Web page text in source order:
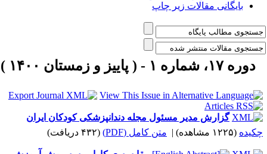
بایگانی مقالات زیر چاپ
دوره ۱۷، شماره ۱ - ( پاییز و زمستان ۱۴۰۰ )
گزارش مدیر مسئول مجله دندانپزشکی کودکان ایران
(۱۲۲۵ مشاهده) | متن کامل (PDF) (۴۳۲ دریافت)